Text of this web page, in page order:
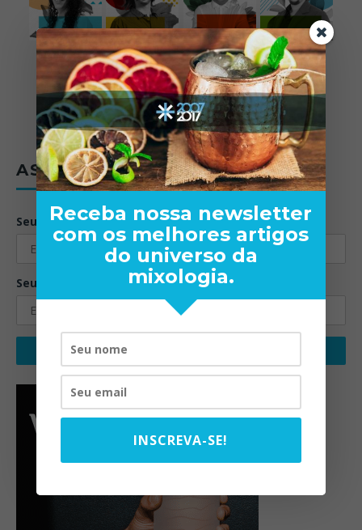
ASSINE A NEWSLETTER
Seu nome:
Seu email:
Receba nossa newsletter
com os melhores artigos
do universo da
mixologia.
INSCREVA-SE!